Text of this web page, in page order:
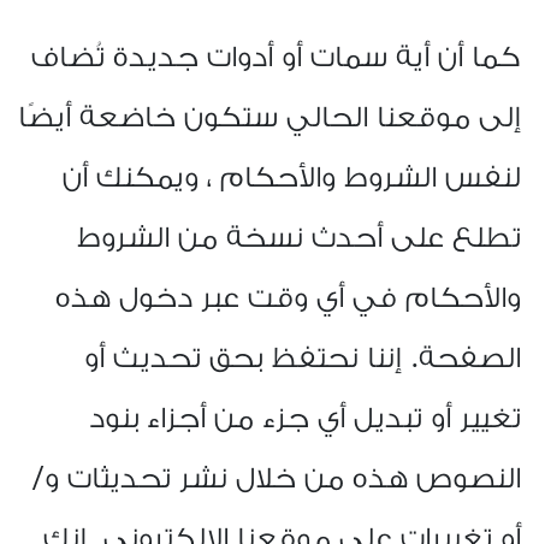
كما أن أية سمات أو أدوات جديدة تُضاف
إلى موقعنا الحالي ستكون خاضعة أيضًا
لنفس الشروط والأحكام ، ويمكنك أن
تطلع على أحدث نسخة من الشروط
والأحكام في أي وقت عبر دخول هذه
الصفحة. إننا نحتفظ بحق تحديث أو
تغيير أو تبديل أي جزء من أجزاء بنود
النصوص هذه من خلال نشر تحديثات و/
أو تغييرات على موقعنا الإلكتروني. إنك